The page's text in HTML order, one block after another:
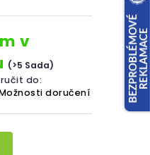
v
(>5 Sada)
do:
doručení